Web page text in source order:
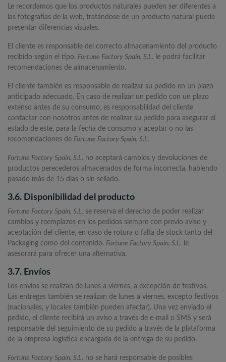
Le recordamos que los productos naturales pueden ser diferentes a
las fotografías de la web, tratándose de un producto natural puede
presentar diferencias visuales.
El cliente es responsable del correcto almacenamiento del producto
recibido según el tipo. Fortune Factory Spain, S.L. le podrá facilitar
recomendaciones de almacenamiento.
El cliente también es responsable de realizar su pedido en un plazo
anticipado adecuado. En caso de realizar un pedido con un plazo
extenso antes de su consumo, es responsabilidad del cliente
contactar con nosotros antes de realizar su pedido para asegurar el
estado de este, para la fecha de consumo y aceptar o no las
recomendaciones de Fortune Factory Spain, S.L.
Fortune Factory Spain, S.L. no aceptará cambios y devoluciones de
productos perecederos almacenados de forma incorrecta, habiendo
pasado más de 15 días o sin sellado.
3.6. Disponibilidad del producto
Fortune Factory Spain, S.L. se reserva el derecho de poder realizar
cambios y reemplazos en los pedidos siempre con previo aviso y
aceptación del cliente, en caso de rotura o falta de stock tanto del
Packaging como del contenido. Fortune Factory Spain, S.L. le
asesorará para ofrecer una alternativa.
3.7. Envíos
Los envíos se realizan de lunes a viernes, a excepción de festivos.
Las entregas también se realizan de lunes a viernes, excepto festivos
(nacionales, y locales también pueden afectar). Una vez enviado el
pedido, el cliente recibirá un aviso a través de e-mail o SMS y será
responsable del seguimiento de su pedido a través de la plataforma
de la empresa logística encargada de la entrega de su pedido.
Fortune Factory Spain, S.L. no se hará responsable de posibles